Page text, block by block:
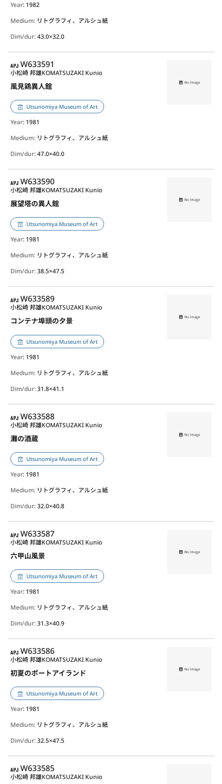
Year: 1982
Medium: リトグラフィ、アルシュ紙
Dim/dur:43.0×32.0
APJ
W633591
風見鶏異人館
小松崎 邦雄KOMATSUZAKI Kunio
Utsunomiya Museum of Art
Year: 1981
Medium: リトグラフィ、アルシュ紙
Dim/dur:47.0×40.0
APJ
W633590
展望塔の異人館
小松崎 邦雄KOMATSUZAKI Kunio
Utsunomiya Museum of Art
Year: 1981
Medium: リトグラフィ、アルシュ紙
Dim/dur:38.5×47.5
APJ
W633589
コンテナ埠頭の夕景
小松崎 邦雄KOMATSUZAKI Kunio
Utsunomiya Museum of Art
Year: 1981
Medium: リトグラフィ、アルシュ紙
Dim/dur:31.8×41.1
APJ
W633588
灘の酒蔵
小松崎 邦雄KOMATSUZAKI Kunio
Utsunomiya Museum of Art
Year: 1981
Medium: リトグラフィ、アルシュ紙
Dim/dur:32.0×40.8
APJ
W633587
六甲山風景
小松崎 邦雄KOMATSUZAKI Kunio
Utsunomiya Museum of Art
Year: 1981
Medium: リトグラフィ、アルシュ紙
Dim/dur:31.3×40.9
APJ
W633586
初夏のポートアイランド
小松崎 邦雄KOMATSUZAKI Kunio
Utsunomiya Museum of Art
Year: 1981
Medium: リトグラフィ、アルシュ紙
Dim/dur:32.5×47.5
APJ
W633585
小松崎 邦雄KOMATSUZAKI Kunio